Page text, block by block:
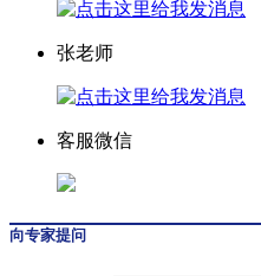
张老师
客服微信
向专家提问